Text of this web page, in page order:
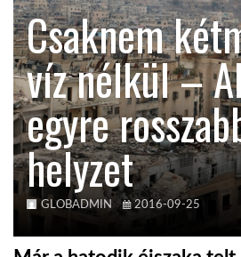
KÖZEL-KELET
AUSZTRÁLIA
A VILÁG ITTHON
Csaknem
víz nélkül –
egyre
helyzet
GLOBADMIN 2016-09-25